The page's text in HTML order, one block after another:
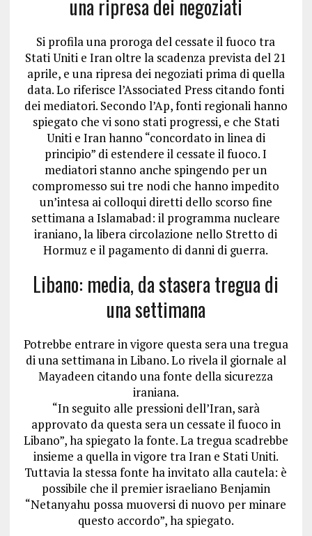
una ripresa dei negoziati
Si profila una proroga del cessate il fuoco tra
Stati Uniti e Iran oltre la scadenza prevista del 21
aprile, e una ripresa dei negoziati prima di quella
data. Lo riferisce l’Associated Press citando fonti
dei mediatori. Secondo l’Ap, fonti regionali hanno
spiegato che vi sono stati progressi, e che Stati
Uniti e Iran hanno “concordato in linea di
principio” di estendere il cessate il fuoco. I
mediatori stanno anche spingendo per un
compromesso sui tre nodi che hanno impedito
un’intesa ai colloqui diretti dello scorso fine
settimana a Islamabad: il programma nucleare
iraniano, la libera circolazione nello Stretto di
Hormuz e il pagamento di danni di guerra.
Libano: media, da stasera tregua di
una settimana
Potrebbe entrare in vigore questa sera una tregua
di una settimana in Libano. Lo rivela il giornale al
Mayadeen citando una fonte della sicurezza
iraniana.
“In seguito alle pressioni dell’Iran, sarà
approvato da questa sera un cessate il fuoco in
Libano”, ha spiegato la fonte. La tregua scadrebbe
insieme a quella in vigore tra Iran e Stati Uniti.
Tuttavia la stessa fonte ha invitato alla cautela: è
possibile che il premier israeliano Benjamin
“Netanyahu possa muoversi di nuovo per minare
questo accordo”, ha spiegato.